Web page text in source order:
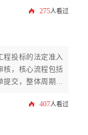
275人看过
程投标的法定准入
核，核心流程包括
提交，整体周期约
407人看过